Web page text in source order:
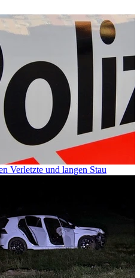
Verletzte und langen Stau